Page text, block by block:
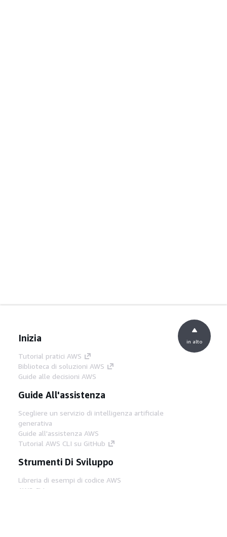
Inizia
Tutorial pratici AWS
Biblioteca di soluzioni AWS
Guide alle decisioni AWS
Guide All'assistenza
Scegliere un servizio di intelligenza artificiale
generativa
Guide all'assistenza AWS
Tutorial AWS CLI su GitHub
Strumenti Di Sviluppo
Libreria di esempi di codice AWS
AWS CLI
in alto